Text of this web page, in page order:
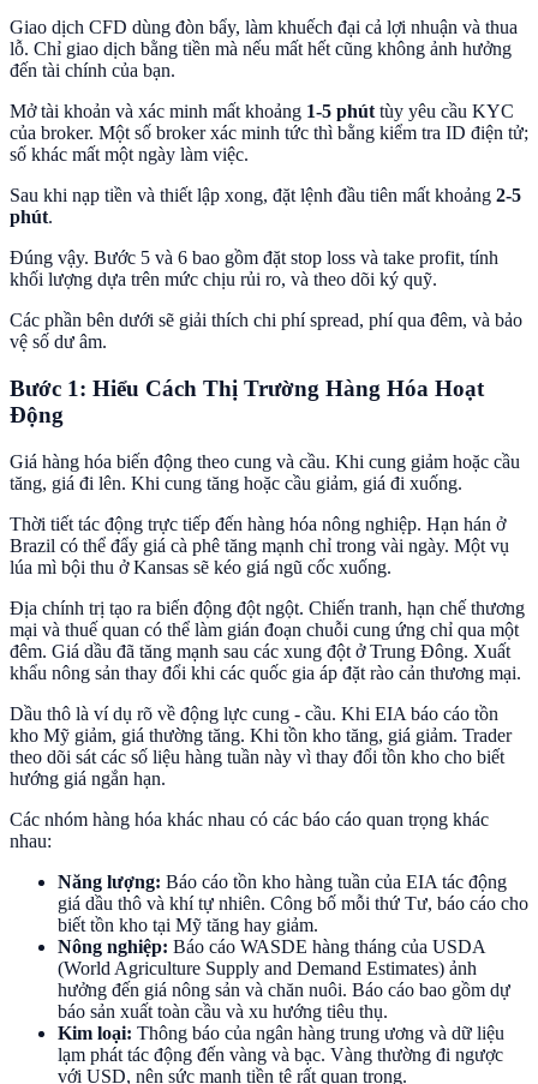
Giao dịch CFD dùng đòn bẩy, làm khuếch đại cả lợi nhuận và thua
lỗ. Chỉ giao dịch bằng tiền mà nếu mất hết cũng không ảnh hưởng
đến tài chính của bạn.
Mở tài khoản và xác minh mất khoảng 1-5 phút tùy yêu cầu KYC
của broker. Một số broker xác minh tức thì bằng kiểm tra ID điện tử;
số khác mất một ngày làm việc.
Sau khi nạp tiền và thiết lập xong, đặt lệnh đầu tiên mất khoảng 2-5
phút.
Đúng vậy. Bước 5 và 6 bao gồm đặt stop loss và take profit, tính
khối lượng dựa trên mức chịu rủi ro, và theo dõi ký quỹ.
Các phần bên dưới sẽ giải thích chi phí spread, phí qua đêm, và bảo
vệ số dư âm.
Bước 1: Hiểu Cách Thị Trường Hàng Hóa Hoạt
Động
Giá hàng hóa biến động theo cung và cầu. Khi cung giảm hoặc cầu
tăng, giá đi lên. Khi cung tăng hoặc cầu giảm, giá đi xuống.
Thời tiết tác động trực tiếp đến hàng hóa nông nghiệp. Hạn hán ở
Brazil có thể đẩy giá cà phê tăng mạnh chỉ trong vài ngày. Một vụ
lúa mì bội thu ở Kansas sẽ kéo giá ngũ cốc xuống.
Địa chính trị tạo ra biến động đột ngột. Chiến tranh, hạn chế thương
mại và thuế quan có thể làm gián đoạn chuỗi cung ứng chỉ qua một
đêm. Giá dầu đã tăng mạnh sau các xung đột ở Trung Đông. Xuất
khẩu nông sản thay đổi khi các quốc gia áp đặt rào cản thương mại.
Dầu thô là ví dụ rõ về động lực cung - cầu. Khi EIA báo cáo tồn
kho Mỹ giảm, giá thường tăng. Khi tồn kho tăng, giá giảm. Trader
theo dõi sát các số liệu hàng tuần này vì thay đổi tồn kho cho biết
hướng giá ngắn hạn.
Các nhóm hàng hóa khác nhau có các báo cáo quan trọng khác
nhau:
Năng lượng: Báo cáo tồn kho hàng tuần của EIA tác động
giá dầu thô và khí tự nhiên. Công bố mỗi thứ Tư, báo cáo cho
biết tồn kho tại Mỹ tăng hay giảm.
Nông nghiệp: Báo cáo WASDE hàng tháng của USDA
(World Agriculture Supply and Demand Estimates) ảnh
hưởng đến giá nông sản và chăn nuôi. Báo cáo bao gồm dự
báo sản xuất toàn cầu và xu hướng tiêu thụ.
Kim loại: Thông báo của ngân hàng trung ương và dữ liệu
lạm phát tác động đến vàng và bạc. Vàng thường đi ngược
với USD, nên sức mạnh tiền tệ rất quan trọng.